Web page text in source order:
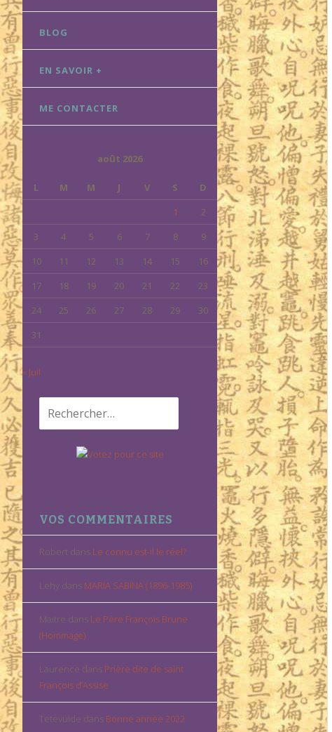
BLOG
EN SAVOIR +
ME CONTACTER
août 2026
L M M J V S
D
1
2
3
4 5 6 7 8
9
10
11 12 13 14 15
16
17
18 19 20 21 22
23
24
25 26 27 28 29
30
31
« Juil
Rechercher :
VOS COMMENTAIRES
Robert dans Le connu est-il le réel?
Lehy dans MARIA SABINA (1896-1985)
Maitre dans Le Père François Brune
(Hommage)
Laurence dans Prière dite de saint
François d’Assise
Tetevuide dans Bonne année 2022